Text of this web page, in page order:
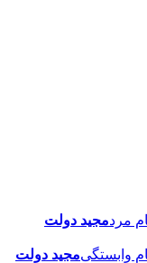
مجید دولت
مجید دولت